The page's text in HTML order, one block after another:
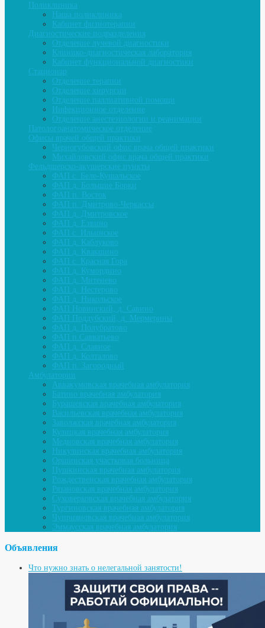
Поликлиника
Наша поликлиника
Кабинет физиотерапии
Диагностические подразделения
Отделение лучевой диагностики
Клинико-диагностическая лаборатория
Кабинет функциональной диагностики
Стационар
Отделение терапии
Отделение хирургии
Отделение паллиативной помощи
Инфекционное отделение
Отделение анестезиологии и реанимации
Патологоанатомическое отделение
Офисы врачей общей практики
Черногубовский офис врача общей практики
Михайловский офис врача общей практики
Фельдшерско-акушерские пункты
ФАП с. Беле-Кушальское
ФАП д. Большие Борки
ФАП п. Восток
ФАП п. Дмитрово-Черкассы
ФАП д. Дмитровское
ФАП д. Езвино
ФАП с. Ильинское
ФАП д. Каблуково
ФАП д. Квакшино
ФАП с. Красная Гора
ФАП д. Кумордино
ФАП д. Митенево
ФАП д. Нестерово
ФАП д. Никольское
ФАП Новинский, д. Савино
ФАП Поддубский, д. Мермерины
ФАП д. Полубратово
ФАП п.Савватьево
ФАП д. Славное
ФАП д. Колталово
ФАП п. Загородный
Амбулатории
Аввакумовская врачебная амбулатория
Батино врачебная амбулатория
Бурашевская врачебная амбулатория
Васильевская врачебная амбулатория
Заволжская врачебная амбулатория
Кулицкая врачебная амбулатория
Медновская врачебная амбулатория
Никулинская врачебная амбулатория
Оршинская участковая больница
Пушкинская врачебная амбулатория
Рождественская врачебная амбулатория
Рязановская врачебная амбулатория
Суховерковская врачебная амбулатория
Тургиновская врачебная амбулатория
Чуприяновская врачебная амбулатория
Эммаусская врачебная амбулатория
Объявления
Что нужно знать о нелегальной занятости!